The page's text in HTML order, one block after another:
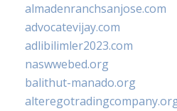
almadenranchsanjose.com
advocatevijay.com
adlibilimler2023.com
naswwebed.org
balithut-manado.org